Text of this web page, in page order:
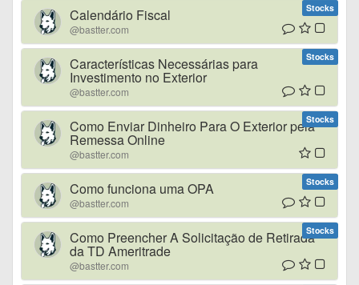
Stocks
Calendário Fiscal
@bastter.com
Stocks
Características Necessárias para
Investimento no Exterior
@bastter.com
Stocks
Como Enviar Dinheiro Para O Exterior pela
Remessa Online
@bastter.com
Stocks
Como funciona uma OPA
@bastter.com
Stocks
Como Preencher A Solicitação de Retirada
da TD Ameritrade
@bastter.com